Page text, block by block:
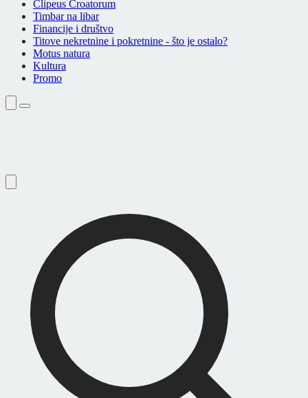
Clipeus Croatorum
Timbar na libar
Financije i društvo
Titove nekretnine i pokretnine - što je ostalo?
Motus natura
Kultura
Promo